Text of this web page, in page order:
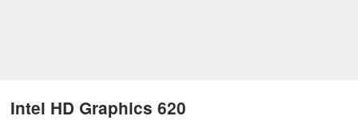
Intel HD Graphics 620